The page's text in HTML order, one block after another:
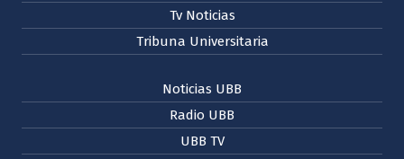
Tv Noticias
Tribuna Universitaria
Noticias UBB
Radio UBB
UBB TV